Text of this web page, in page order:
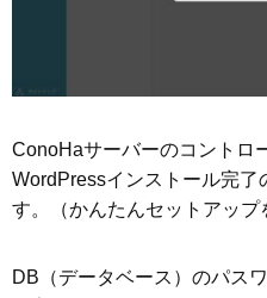
ConoHaサーバーのコントロ
WordPressインストール完了
す。（かんたんセットアップ
DB（データベース）のパス